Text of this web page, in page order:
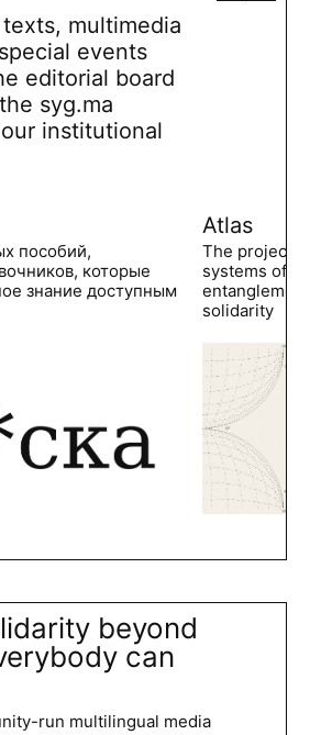
multimedia
events
editorial board
syg.ma
institutional
пособий,
которые
знание доступным
Atlas
The project
systems of
solidarity
beyond
can
run multilingual media